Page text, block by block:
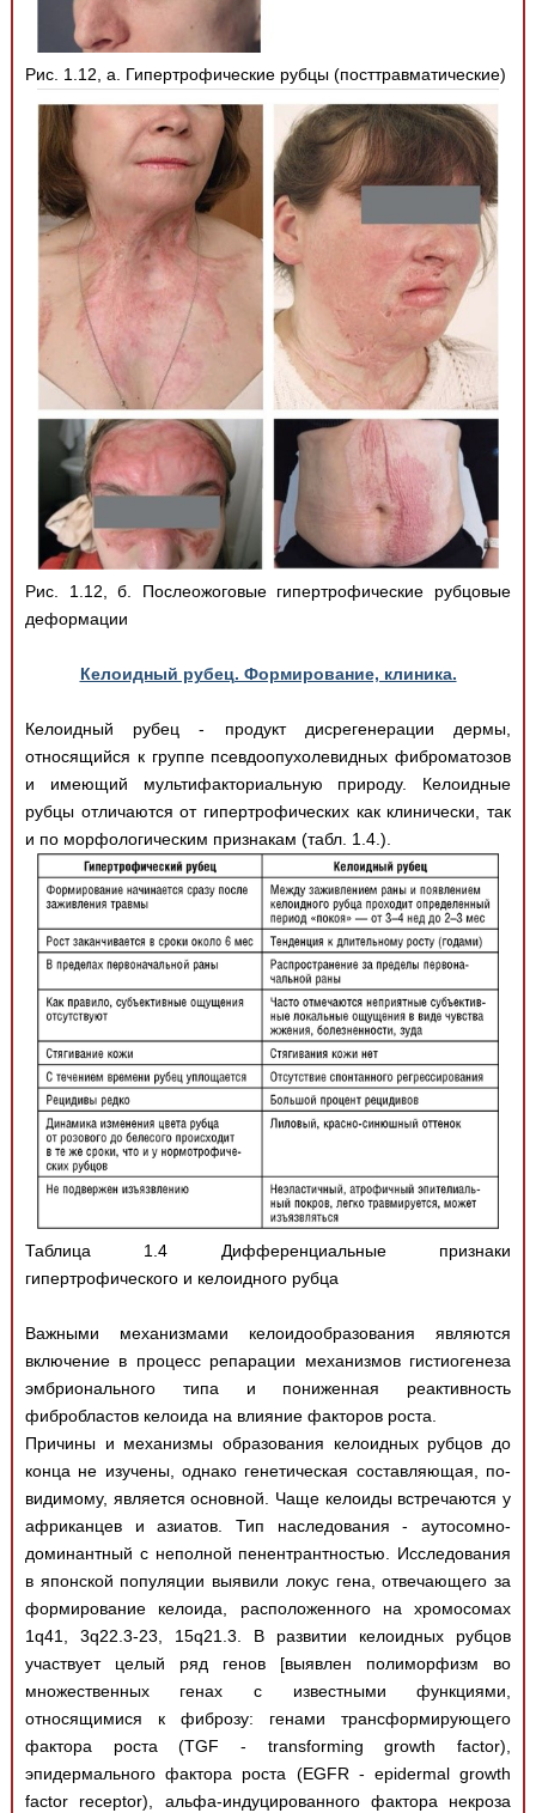
Рис. 1.12, а. Гипертрофические рубцы (посттравматические)
Рис. 1.12, б. Послеожоговые гипертрофические рубцовые
деформации
Келоидный рубец. Формирование, клиника.
Келоидный рубец - продукт дисрегенерации дермы,
относящийся к группе псевдоопухолевидных фиброматозов
и имеющий мультифакториальную природу. Келоидные
рубцы отличаются от гипертрофических как клинически, так
и по морфологическим признакам (табл. 1.4.).
Таблица 1.4 Дифференциальные признаки
гипертрофического и келоидного рубца
Важными механизмами келоидообразования являются
включение в процесс репарации механизмов гистиогенеза
эмбрионального типа и пониженная реактивность
фибробластов келоида на влияние факторов роста.
Причины и механизмы образования келоидных рубцов до
конца не изучены, однако генетическая составляющая, по-
видимому, является основной. Чаще келоиды встречаются у
африканцев и азиатов. Тип наследования - аутосомно-
доминантный с неполной пенентрантностью. Исследования
в японской популяции выявили локус гена, отвечающего за
формирование келоида, расположенного на хромосомах
1q41, 3q22.3-23, 15q21.3. В развитии келоидных рубцов
участвует целый ряд генов [выявлен полиморфизм во
множественных генах с известными функциями,
относящимися к фиброзу: генами трансформирующего
фактора роста (TGF - transforming growth factor),
эпидермального фактора роста (EGFR - epidermal growth
factor receptor), альфа-индуцированного фактора некроза